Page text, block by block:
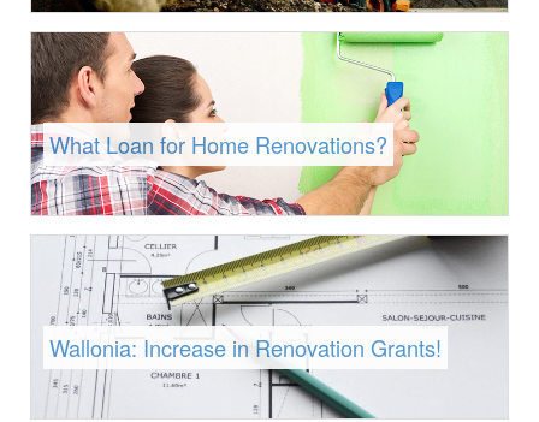
What Loan for Home Renovations?
Wallonia: Increase in Renovation Grants!